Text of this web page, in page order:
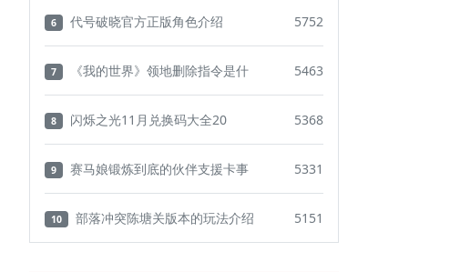
6 代号破晓官方正版角色介绍 5752
7 《我的世界》领地删除指令是什 5463
8 闪烁之光11月兑换码大全20 5368
9 赛马娘锻炼到底的伙伴支援卡事 5331
10 部落冲突陈塘关版本的玩法介绍 5151